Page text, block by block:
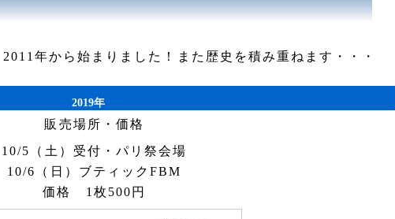
年から始まりました！また歴史を積み重ねます・・・
2019年
販売場所・価格
10/5（土）受付・パリ祭会場
10/6（日）ブティックFBM
価格 1枚500円